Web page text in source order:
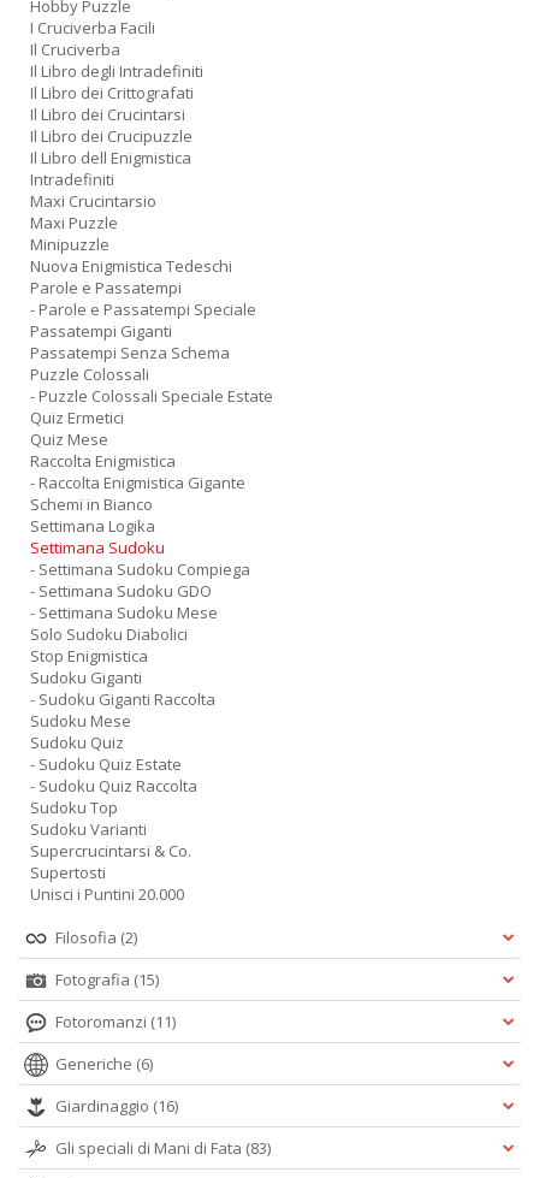
Hobby Puzzle
I Cruciverba Facili
Il Cruciverba
Il Libro degli Intradefiniti
Il Libro dei Crittografati
Il Libro dei Crucintarsi
Il Libro dei Crucipuzzle
Il Libro dell Enigmistica
Intradefiniti
Maxi Crucintarsio
Maxi Puzzle
Minipuzzle
Nuova Enigmistica Tedeschi
Parole e Passatempi
- Parole e Passatempi Speciale
Passatempi Giganti
Passatempi Senza Schema
Puzzle Colossali
- Puzzle Colossali Speciale Estate
Quiz Ermetici
Quiz Mese
Raccolta Enigmistica
- Raccolta Enigmistica Gigante
Schemi in Bianco
Settimana Logika
Settimana Sudoku
- Settimana Sudoku Compiega
- Settimana Sudoku GDO
- Settimana Sudoku Mese
Solo Sudoku Diabolici
Stop Enigmistica
Sudoku Giganti
- Sudoku Giganti Raccolta
Sudoku Mese
Sudoku Quiz
- Sudoku Quiz Estate
- Sudoku Quiz Raccolta
Sudoku Top
Sudoku Varianti
Supercrucintarsi & Co.
Supertosti
Unisci i Puntini 20.000
Filosofia (2)
Fotografia (15)
Fotoromanzi (11)
Generiche (6)
Giardinaggio (16)
Gli speciali di Mani di Fata (83)